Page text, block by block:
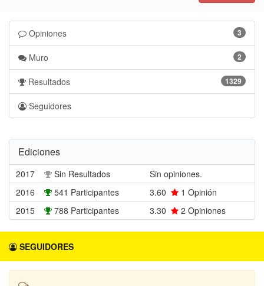
3
Opiniones
2
Muro
1329
Resultados
Seguidores
Ediciones
2017 Sin Resultados
Sin opiniones.
2016
541 Participantes 3.60 1 Opinión
2015
788 Participantes 3.30 2 Opiniones
SEGUIDORES